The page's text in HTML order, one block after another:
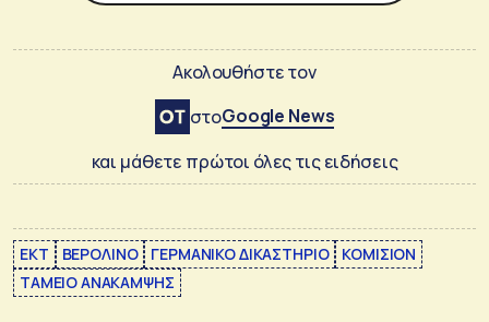
Ακολουθήστε τον
στοGoogle News
και μάθετε πρώτοι όλες τις ειδήσεις
EKT ΒΕΡΟΛΙΝΟ ΓΕΡΜΑΝΙΚΟ ΔΙΚΑΣΤΗΡΙΟ
ΚΟΜΙΣΙΟΝ
ΤΑΜΕΙΟ ΑΝΑΚΑΜΨΗΣ